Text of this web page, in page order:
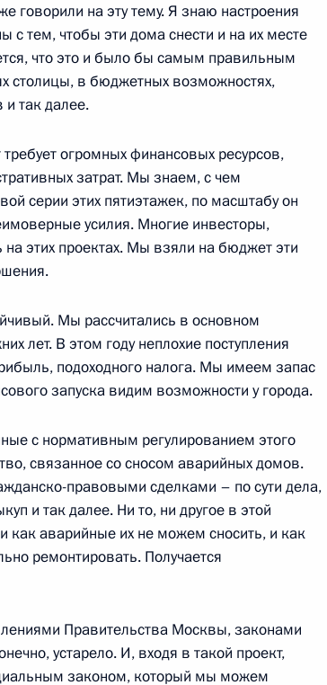
безопасности
представителе
округе и Общественной
налоговой
материалы
Морского Флота
говорили на эту тему. Я знаю настроения
тем, чтобы эти дома снести и на их месте
что это и было бы самым правильным
столицы, в бюджетных возможностях,
так далее.
огромных финансовых ресурсов,
затрат. Мы знаем, с чем
серии этих пятиэтажек, по масштабу он
усилия. Многие инвесторы,
этих проектах. Мы взяли на бюджет эти
Мы рассчитались в основном
лет. В этом году неплохие поступления
подоходного налога. Мы имеем запас
запуска видим возможности у города.
с нормативным регулированием этого
связанное со сносом аварийных домов.
правовыми сделками – по сути дела,
и так далее. Ни то, ни другое в этой
как аварийные их не можем сносить, и как
ремонтировать. Получается
Правительства Москвы, законами
устарело. И, входя в такой проект,
законом, который мы можем